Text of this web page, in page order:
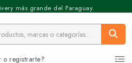
más grande del Paraguay.
o registrarte?